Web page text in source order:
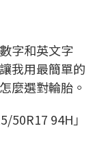
字和英文字
我用最簡單的
麼選對輪胎。
50R17 94H」